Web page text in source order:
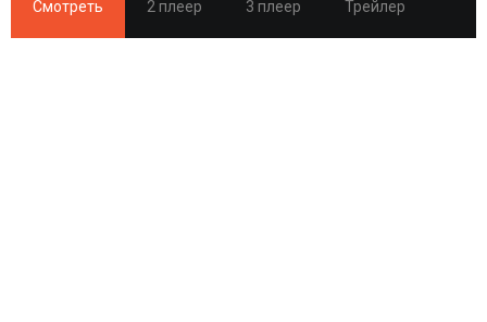
Смотреть 2 плеер 3 плеер Трейлер